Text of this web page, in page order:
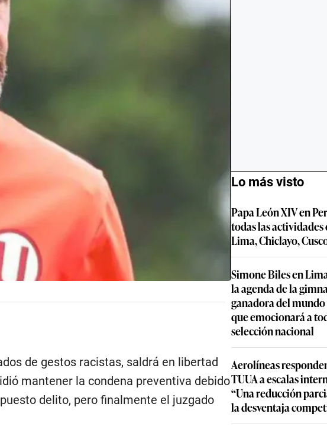
de gestos racistas, saldrá en libertad
mantener la condena preventiva debido
delito, pero finalmente el juzgado
Lo más visto
Papa León XIV en
todas las
Lima, Chiclayo,
Simone Biles en
la agenda de la
ganadora del
que emocionará a
selección nacional
Aerolíneas
TUUA a escalas
“Una reducción
la desventaja